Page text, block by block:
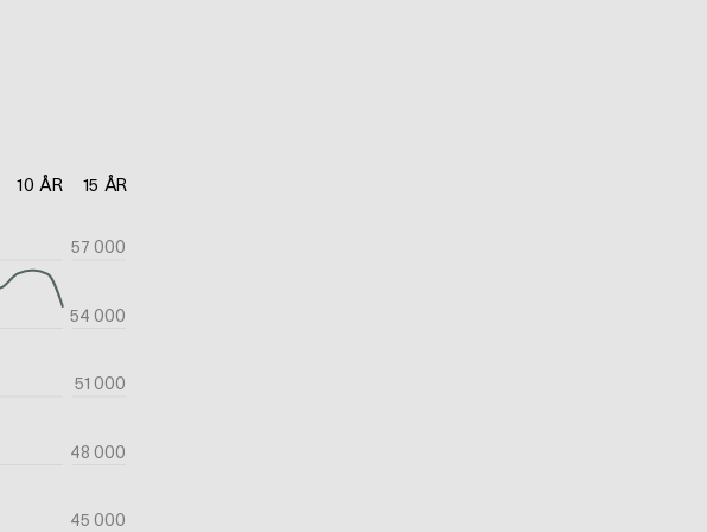
10 ÅR 15 ÅR
45 000
48 000
51 000
54 000
57 000